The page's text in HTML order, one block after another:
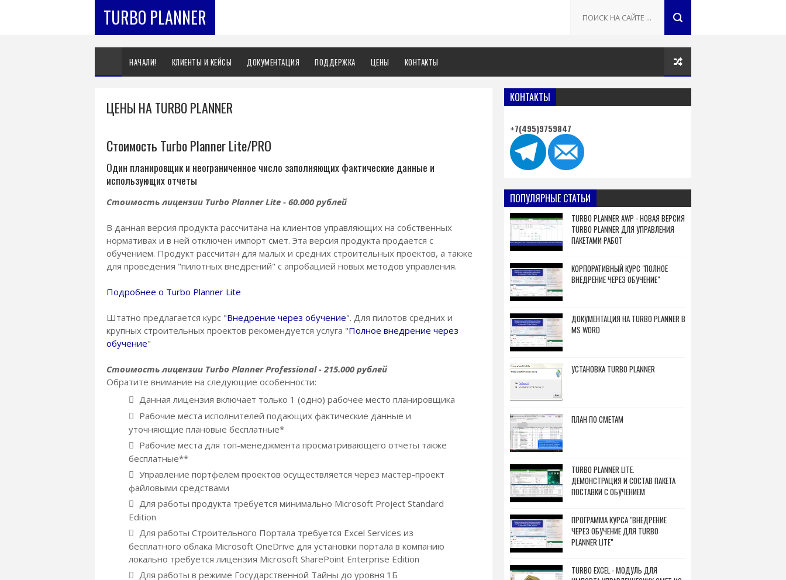
TURBO PLANNER
НАЧАЛИ! КЛИЕНТЫ И КЕЙСЫ ДОКУМЕНТАЦИЯ ПОДДЕРЖКА ЦЕНЫ КОНТАКТЫ
ЦЕНЫ НА TURBO PLANNER
Cтоимость Turbo Planner Lite/PRO
Один планировщик и неограниченное число заполняющих фактические данные и
использующих отчеты
Стоимость лицензии Turbo Planner Lite - 60.000 рублей
В данная версия продукта рассчитана на клиентов управляющих на собственных
нормативах и в ней отключен импорт смет. Эта версия продукта продается с
обучением. Продукт рассчитан для малых и средних строительных проектов, а также
для проведения "пилотных внедрений" с апробацией новых методов управления.
Подробнее о Turbo Planner Lite
Штатно предлагается курс "Внедрение через обучение". Для пилотов средних и
крупных строительных проектов рекомендуется услуга "Полное внедрение через
обучение"
Стоимость лицензии Turbo Planner Professional - 215.000 рублей
Обратите внимание на следующие особенности:
Данная лицензия включает только 1 (одно) рабочее место планировщика
Рабочие места исполнителей подающих фактические данные и
уточняющие плановые бесплатные*
Рабочие места для топ-менеджмента просматривающего отчеты также
бесплатные**
Управление портфелем проектов осуществляется через мастер-проект
файловыми средствами
Для работы продукта требуется минимально Microsoft Project Standard
Edition
Для работы Строительного Портала требуется Excel Services из
бесплатного облака Microsoft OneDrive для установки портала в компанию
локально требуется лицензия Microsoft SharePoint Enterprise Edition
Для работы в режиме Государственной Тайны до уровня 1Б
КОНТАКТЫ
+7(495)9759847
ПОПУЛЯРНЫЕ СТАТЬИ
TURBO PLANNER AWP - НОВАЯ ВЕРСИЯ
TURBO PLANNER ДЛЯ УПРАВЛЕНИЯ
ПАКЕТАМИ РАБОТ
КОРПОРАТИВНЫЙ КУРС "ПОЛНОЕ
ВНЕДРЕНИЕ ЧЕРЕЗ ОБУЧЕНИЕ"
ДОКУМЕНТАЦИЯ НА TURBO PLANNER В
MS WORD
УСТАНОВКА TURBO PLANNER
ПЛАН ПО СМЕТАМ
TURBO PLANNER LITE.
ДЕМОНСТРАЦИЯ И СОСТАВ ПАКЕТА
ПОСТАВКИ С ОБУЧЕНИЕМ
ПРОГРАММА КУРСА "ВНЕДРЕНИЕ
ЧЕРЕЗ ОБУЧЕНИЕ ДЛЯ TURBO
PLANNER LITE"
TURBO EXCEL - МОДУЛЬ ДЛЯ